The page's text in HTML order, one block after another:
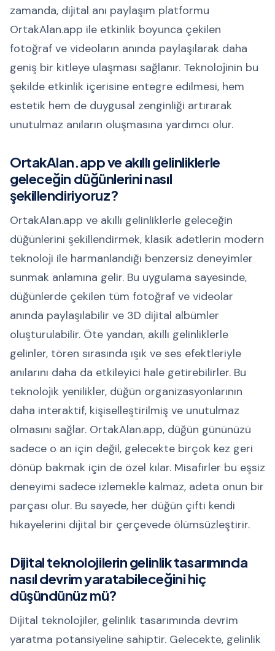
zamanda, dijital anı paylaşım platformu
OrtakAlan.app ile etkinlik boyunca çekilen
fotoğraf ve videoların anında paylaşılarak daha
geniş bir kitleye ulaşması sağlanır. Teknolojinin bu
şekilde etkinlik içerisine entegre edilmesi, hem
estetik hem de duygusal zenginliği artırarak
unutulmaz anıların oluşmasına yardımcı olur.
OrtakAlan.app ve akıllı gelinliklerle
geleceğin düğünlerini nasıl
şekillendiriyoruz?
OrtakAlan.app ve akıllı gelinliklerle geleceğin
düğünlerini şekillendirmek, klasik adetlerin modern
teknoloji ile harmanlandığı benzersiz deneyimler
sunmak anlamına gelir. Bu uygulama sayesinde,
düğünlerde çekilen tüm fotoğraf ve videolar
anında paylaşılabilir ve 3D dijital albümler
oluşturulabilir. Öte yandan, akıllı gelinliklerle
gelinler, tören sırasında ışık ve ses efektleriyle
anılarını daha da etkileyici hale getirebilirler. Bu
teknolojik yenilikler, düğün organizasyonlarının
daha interaktif, kişiselleştirilmiş ve unutulmaz
olmasını sağlar. OrtakAlan.app, düğün gününüzü
sadece o an için değil, gelecekte birçok kez geri
dönüp bakmak için de özel kılar. Misafirler bu eşsiz
deneyimi sadece izlemekle kalmaz, adeta onun bir
parçası olur. Bu sayede, her düğün çifti kendi
hikayelerini dijital bir çerçevede ölümsüzleştirir.
Dijital teknolojilerin gelinlik tasarımında
nasıl devrim yaratabileceğini hiç
düşündünüz mü?
Dijital teknolojiler, gelinlik tasarımında devrim
yaratma potansiyeline sahiptir. Gelecekte, gelinlik